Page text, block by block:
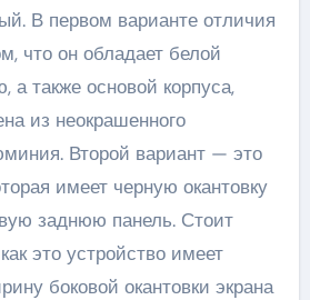
В первом варианте отличия
что он обладает белой
а также основой корпуса,
из неокрашенного
Второй вариант — это
имеет черную окантовку
заднюю панель. Стоит
это устройство имеет
боковой окантовки экрана